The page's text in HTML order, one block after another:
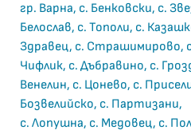
гр. Варна, с. Бенковски, с.
Белослав, с. Тополи, с.
Здравец, с. Страшимирово,
Чифлик, с. Дъбравино, с.
Венелин, с. Цонево, с.
Бозвелийско, с. Партизани,
с. Лопушна, с. Медовец, с.